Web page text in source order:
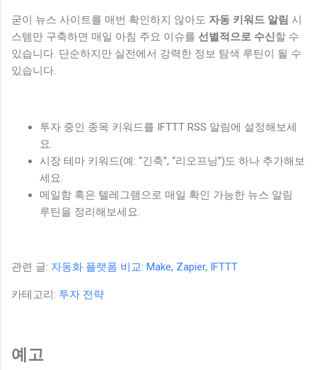
굳이 뉴스 사이트를 매번 확인하지 않아도 자동 키워드 알림 시
스템만 구축하면 매일 아침 주요 이슈를 선별적으로 수신할 수
있습니다. 단순하지만 실전에서 강력한 정보 탐색 루틴이 될 수
있습니다.
투자 중인 종목 키워드를 IFTTT RSS 알림에 설정해보세
요.
시장 테마 키워드(예: “긴축”, “리오프닝”)도 하나 추가해보
세요.
메일함 혹은 텔레그램으로 매일 확인 가능한 뉴스 알림
루틴을 정리해보세요.
관련 글: 자동화 플랫폼 비교: Make, Zapier, IFTTT
카테고리: 투자 전략
예고